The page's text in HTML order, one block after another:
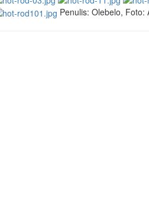
Penulis: Olebelo, Foto: